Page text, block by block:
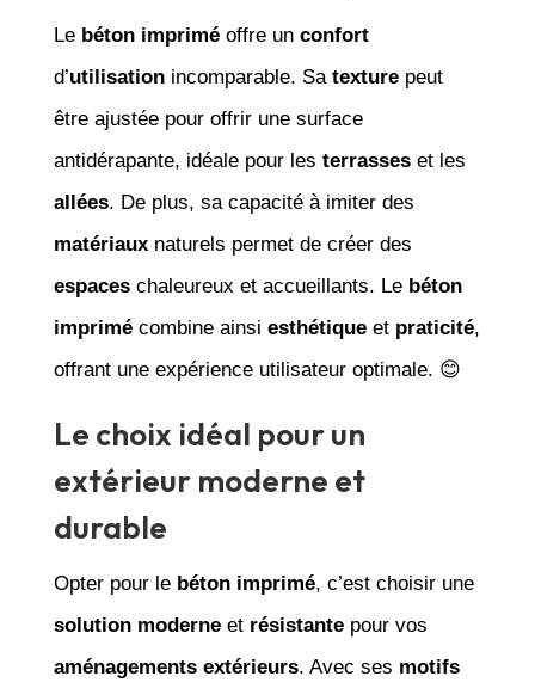
Le béton impriméoffre un confort
d’utilisationincomparable. Sa texturepeut
être ajustée pour offrir une surface
antidérapante, idéale pour les terrasseset les
allées. De plus, sa capacité à imiter des
matériauxnaturels permet de créer des
espaceschaleureux et accueillants. Le béton
imprimécombine ainsi esthétiqueet praticité,
offrant une expérience utilisateur optimale. 😊
Le choix idéal pour un
extérieur moderne et
durable
Opter pour le béton imprimé, c’est choisir une
solution moderneet résistantepour vos
aménagements extérieurs. Avec ses motifs